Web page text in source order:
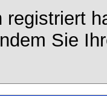
registriert
Sie